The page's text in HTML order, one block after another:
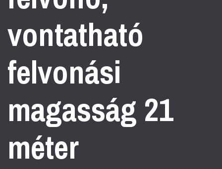
vontatható
felvonási
magasság 21
méter